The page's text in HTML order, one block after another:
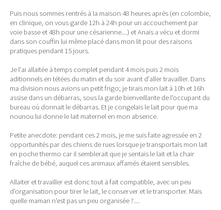
Puis nous sommes rentrés à la maison 48 heures après (en colombie,
en clinique, on vous garde 12h à 24h pour un accouchement par
voie basse et 48h pour une césarienne....) et Anais a vécu et dormi
dans son couffin lui même placé dans mon lit pour des raisons
pratiques pendant 15 jours.
Je l'ai allaitée à temps complet pendant 4 mois puis 2 mois
aditionnels en tétées du matin et du soir avant d'aller travailler. Dans
ma division nous avions un petit frigo; je tirais mon lait à 10h et 16h
assise dans un débarras, sous la garde bienveillante de l'occupant du
bureau où donnait le débarras. Et je congelais le lait pour que ma
nounou lui donne le lait maternel en mon absence.
Petite anecdote: pendant ces 2 mois, je me suis faite agressée en 2
opportunités par des chiens de rues lorsque je transportais mon lait
en poche thermo car il semblerait que je sentais le lait et la chair
fraîche de bébé, auquel ces animaux affamés étaient sensibles.
Allaiter et travailler est donc tout à fait compatible, avec un peu
d'organisation pour tirer le lait, le conserver et le transporter. Mais
quelle maman n'est pas un peu organisée ?....